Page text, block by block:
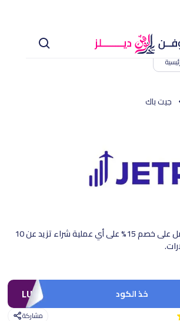
جيت باك
احصل على خصم 15% على أي عملية شراء تزيد عن 10
LUV خذ الكود
مشاركة